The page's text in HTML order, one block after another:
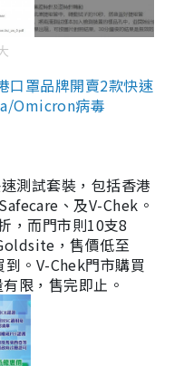
口罩品牌開賣2款快速
Omicron病毒
測試套裝，包括香港
、及V-Chek。
，而門市則10支8
，售價低至
。V-Chek門市購買
限，售完即止。